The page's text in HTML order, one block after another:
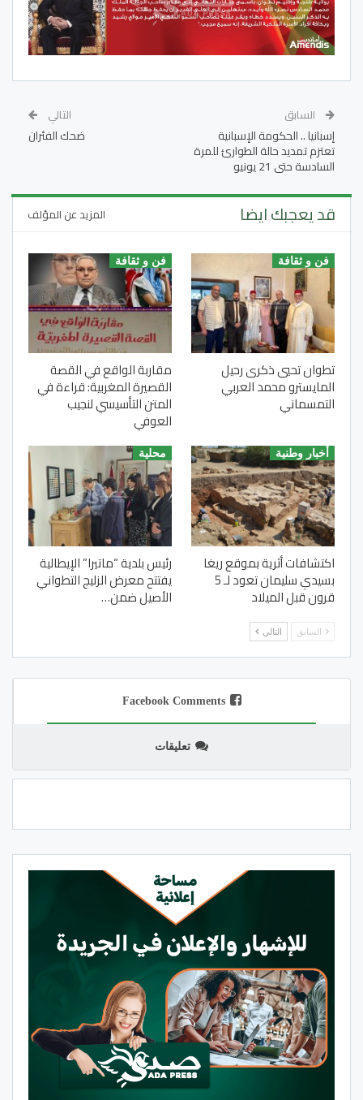
السابق
إسبانيا .. الحكومة الإسبانية
تعتزم تمديد حالة الطوارئ للمرة
السادسة حتى 21 يونيو
التالي
ضحك الفئران
قد يعجبك ايضا المزيد عن المؤلف
فن و ثقافة
تطوان تحيي ذكرى رحيل
المايسترو محمد العربي
التمسماني
فن و ثقافة
مقاربة الواقع في القصة
القصيرة المغربية: قراءة في
المتن التأسيسي لنجيب
العوفي
أخبار وطنية
اكتشافات أثرية بموقع ريغا
بسيدي سليمان تعود لـ 5
قرون قبل الميلاد
محلية
رئيس بلدية “ماتيرا” الإيطالية
يفتتح معرض الزليج التطواني
الأصيل ضمن…
السابق التالي
Facebook Comments
تعليقات